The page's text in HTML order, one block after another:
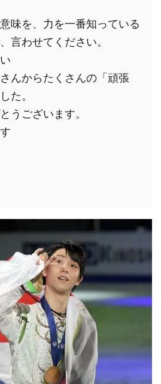
味を、力を一番知っている
言わせてください。
んからたくさんの「頑張
た。
うございます。